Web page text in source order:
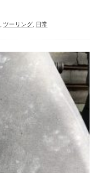
, ツーリング, 日常